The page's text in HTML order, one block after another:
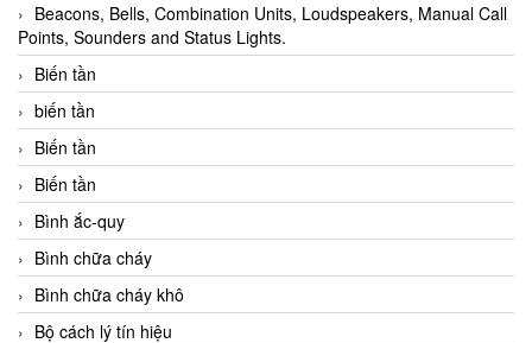
Beacons, Bells, Combination Units, Loudspeakers, Manual Call
Points, Sounders and Status Lights.
Biến tần
biến tần
Biến tần
Biến tần
Bình ắc-quy
Bình chữa cháy
Bình chữa cháy khô
Bộ cách lý tín hiệu